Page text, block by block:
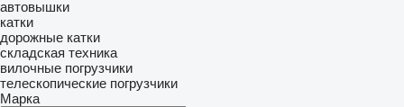
автовышки
катки
дорожные катки
складская техника
вилочные погрузчики
телескопические погрузчики
Марка